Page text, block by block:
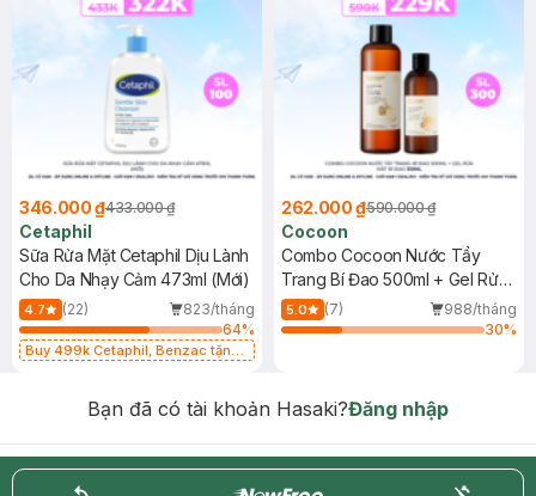
346.000 ₫433.000 ₫
Cetaphil
Sữa Rửa Mặt Cetaphil Dịu Lành
Cho Da Nhạy Cảm 473ml (Mới)
4.7 (22)
823/tháng
64%
Buy 499k Cetaphil, Benzac tặng
262.000 ₫590.000 ₫
Cocoon
Combo Cocoon Nước Tẩy
Trang Bí Đao 500ml + Gel Rửa
Mặt Bí Đao 310ml
5.0 (7)
988/tháng
30%
Bạn đã có tài khoản Hasaki?Đăng nhập